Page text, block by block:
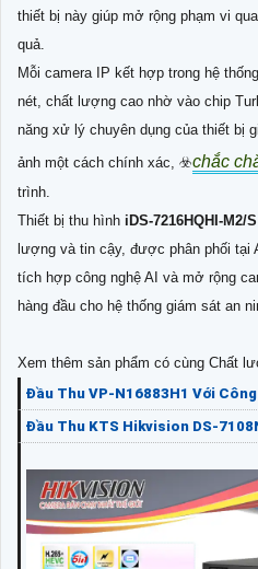
thiết bị này giúp mở rộng phạm vi
quả.
Mỗi camera IP kết hợp trong hệ
nét, chất lượng cao nhờ vào chip
năng xử lý chuyên dụng của thiết bị
ảnh một cách chính xác, ☣️chắc
trình.
Thiết bị thu hình iDS-7216HQHI-M2/S
lượng và tin cậy, được phân phối tại
tích hợp công nghệ AI và mở rộng
hàng đầu cho hệ thống giám sát an
Xem thêm sản phẩm có cùng Chất
Đầu Thu VP-N16883H1 Với
Đầu Thu KTS Hikvision DS-